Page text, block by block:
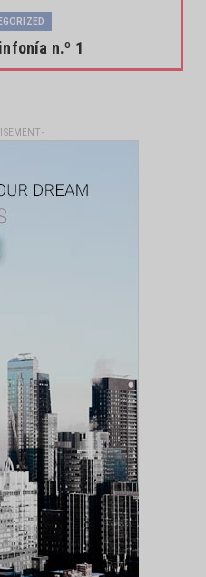
n.º 1
2026
1 in E flat, K.16: 1.
molto
per archi in re
- Primo ...
2026
Mozart - Eine Kleine
2026
-